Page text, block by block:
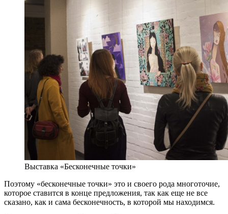
Выставка «Бесконечные точки»
Поэтому «бесконечные точки» это и своего рода многоточие,
которое ставится в конце предложения, так как еще не все
сказано, как и сама бесконечность, в которой мы находимся.